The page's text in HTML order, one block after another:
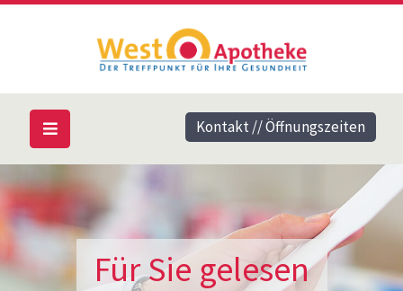
Für Sie gelesen
Kontakt // Öffnungszeiten